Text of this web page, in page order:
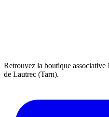
Retrouvez la boutique
de Lautrec (Tarn).